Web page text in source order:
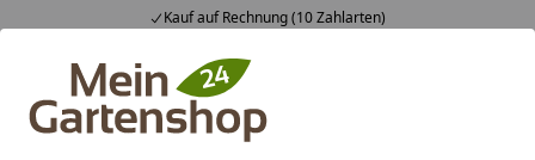
Kauf auf Rechnung (10 Zahlarten)
Alle Produkte
Mein Konto
Suchen